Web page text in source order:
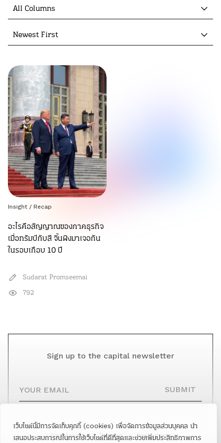
เว็บไซต์นี้มีการจัดเก็บคุกกี้ (cookies) เพื่อจัดการข้อมูลส่วนบุคคล นำ
เสนอประสบการณ์ในการใช้เว็บไซต์ที่ดีที่สุดและช่วยเพิ่มประสิทธิภาพการ
All Columns
Newest First
Insight / Recap
อะไรคือสัญญาณของภาคธุรกิจ
เมื่อทรัมป์กับสี จิ้นผิงมาเจอกัน
ในรอบเกือบ 10 ปี
Sudarat Promseemai
792
Sign up to the capital newsletter
SUBMIT
Facebook Twitter Instagram